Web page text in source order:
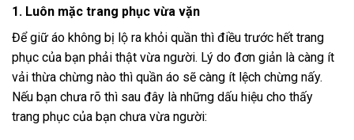
1. Luôn mặc trang phục vừa vặn
Để giữ áo không bị lộ ra khỏi quần thì điều trước hết trang
phục của bạn phải thật vừa người. Lý do đơn giản là càng ít
vải thừa chừng nào thì quần áo sẽ càng ít lệch chừng nấy.
Nếu bạn chưa rõ thì sau đây là những dấu hiệu cho thấy
trang phục của bạn chưa vừa người: